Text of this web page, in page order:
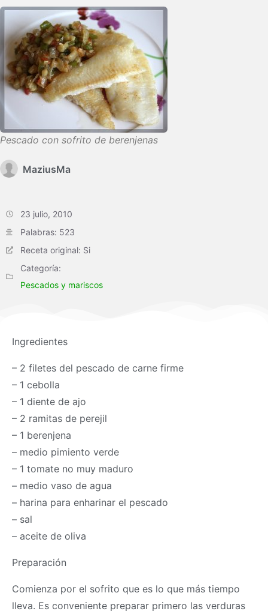
Pescado con sofrito de berenjenas
MaziusMa
23 julio, 2010
Palabras: 523
Receta original: Si
Categoría:
Pescados y mariscos
Ingredientes
– 2 filetes del pescado de carne firme
– 1 cebolla
– 1 diente de ajo
– 2 ramitas de perejil
– 1 berenjena
– medio pimiento verde
– 1 tomate no muy maduro
– medio vaso de agua
– harina para enharinar el pescado
– sal
– aceite de oliva
Preparación
Comienza por el sofrito que es lo que más tiempo
lleva. Es conveniente preparar primero las verduras